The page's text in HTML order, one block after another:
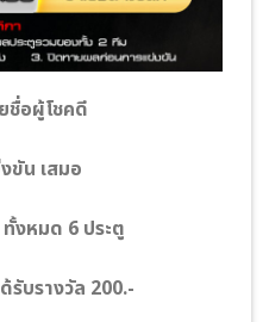
ชื่อผู้โชคดี
ขัน เสมอ
งหมด 6 ประตู
รับรางวัล 200.-